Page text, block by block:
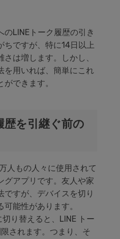
のLINEトーク履歴の引き
ちですが、特に14日以上
は増します。しかし、
を用いれば、簡単にこれ
できます。
歴を引継ぐ前の
人もの人々に使用されて
グアプリです。友人や家
すが、デバイスを切り
能性があります。
り替えると、LINE トー
されます。つまり、そ